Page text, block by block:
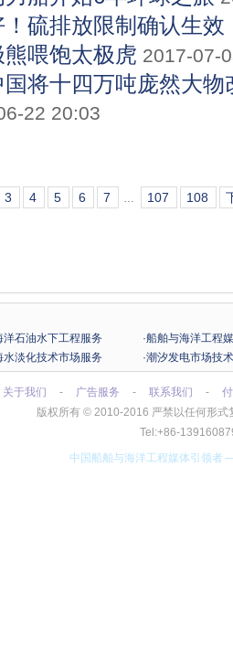
硫排放限制确认生效
喂饱太极虎 2017-07-
将十四万吨庞然大物
22 20:03
3 4 5 6 7 … 107 108
洋石油水下工程服务
·船舶与海洋工程
水淡化技术市场服务 ·潮汐发电市场技
关于我们 - 广告服务 - 联系我们 -
版权所有 © 2010-2016 严禁以任何形
Tel:+86-
中国船舶与海洋工程媒体引领者